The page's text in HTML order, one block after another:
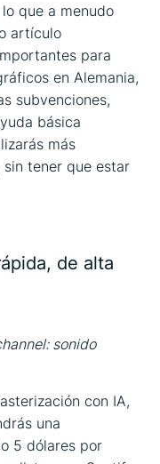
que a menudo
artículo
para
en Alemania,
subvenciones,
básica
más
tener que estar
de alta
sonido
con IA,
una
5 dólares por